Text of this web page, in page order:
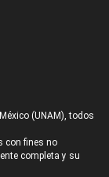
(UNAM), todos
con fines no
completa y su